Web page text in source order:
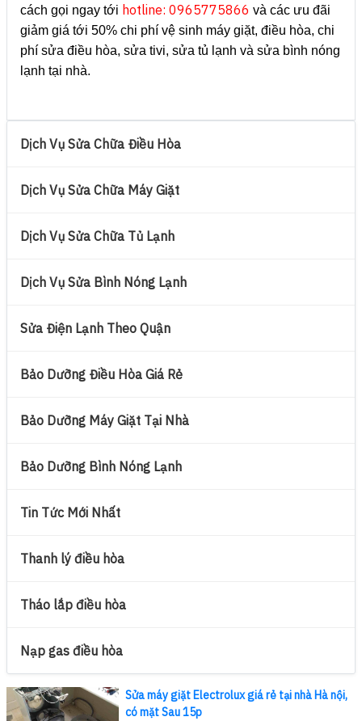
cách gọi ngay tới hotline: 0965775866 và các ưu đãi
giảm giá tới 50% chi phí vệ sinh máy giặt, điều hòa, chi
phí sửa điều hòa, sửa tivi, sửa tủ lạnh và sửa bình nóng
lạnh tại nhà.
Dịch Vụ Sửa Chữa Điều Hòa
Dịch Vụ Sửa Chữa Máy Giặt
Dịch Vụ Sửa Chữa Tủ Lạnh
Dịch Vụ Sửa Bình Nóng Lạnh
Sửa Điện Lạnh Theo Quận
Bảo Dưỡng Điều Hòa Giá Rẻ
Bảo Dưỡng Máy Giặt Tại Nhà
Bảo Dưỡng Bình Nóng Lạnh
Tin Tức Mới Nhất
Thanh lý điều hòa
Tháo lắp điều hòa
Nạp gas điều hòa
Sửa máy giặt Electrolux giá rẻ tại nhà Hà nội,
có mặt Sau 15p